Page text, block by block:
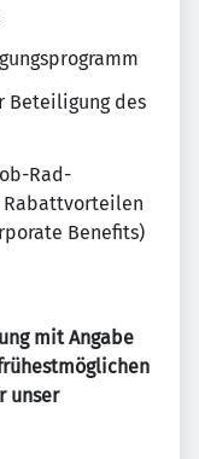
Beteiligung des
Rad-
Rabattvorteilen
Benefits)
mit Angabe
unser